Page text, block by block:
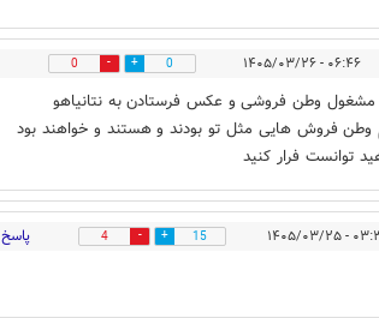
۰۶:۴۶ - ۱۴۰۵/۰۳/۲۶ 0
0
مشغول وطن فروشی و عکس فرستادن به نتانیاهو
وطن فروش هایی مثل تو بودند و هستند و خواهند بود
توانست فرار کنید
۱۴۰۵/۰۳/۲۵ 15
4 پاسخ